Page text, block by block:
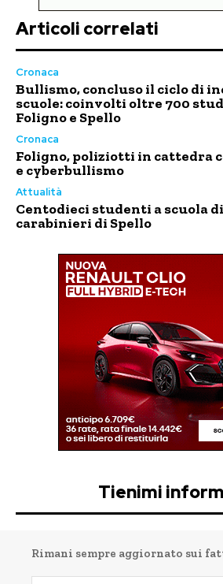
Articoli correlati
Cronaca
Bullismo, concluso il ciclo di
scuole: coinvolti oltre 700
Foligno e Spello
Cronaca
Foligno, poliziotti in cattedra
e cyberbullismo
Attualità
Centodieci studenti a scuola
carabinieri di Spello
Tienimi
Rimani sempre aggiornato sui